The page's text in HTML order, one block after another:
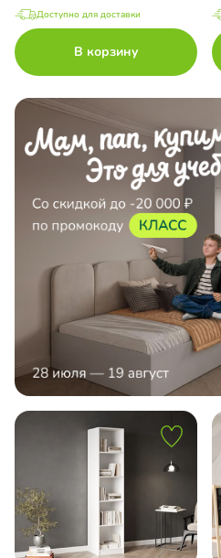
Доступно для доставки
В корзину